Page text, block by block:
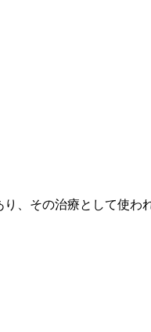
、その治療として使わ